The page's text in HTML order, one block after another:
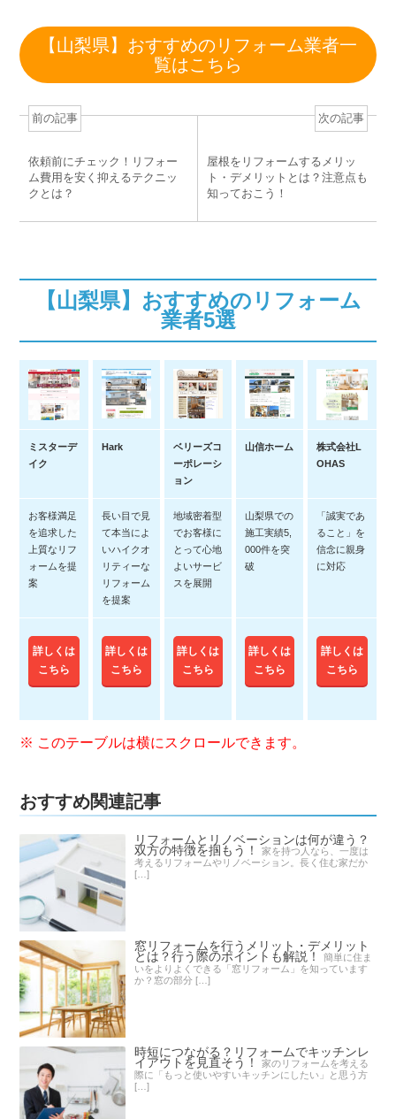
c
e
o
o
k
tt
e
e
e
【山梨県】おすすめのリフォーム業者一
覧はこちら
前の記事
依頼前にチェック！リフォー
ム費用を安く抑えるテクニッ
クとは？
次の記事
屋根をリフォームするメリッ
ト・デメリットとは？注意点も
知っておこう！
【山梨県】おすすめのリフォーム
業者5選
ミスターデ
イク
Hark
ベリーズコ
ーポレーシ
ョン
山信ホーム
株式会社L
OHAS
お客様満足
を追求した
上質なリフ
ォームを提
案
長い目で見
て本当によ
いハイクオ
リティーな
リフォーム
を提案
地域密着型
でお客様に
とって心地
よいサービ
スを展開
山梨県での
施工実績5,
000件を突
破
「誠実であ
ること」を
信念に親身
に対応
詳しくは
こちら
詳しくは
こちら
詳しくは
こちら
詳しくは
こちら
詳しくは
こちら
おすすめ関連記事
リフォームとリノベーションは何が違う？
双方の特徴を掴もう！
家を持つ人なら、一度は
考えるリフォームやリノベーション。長く住む家だか
[…]
窓リフォームを行うメリット・デメリット
とは？行う際のポイントも解説！
簡単に住ま
いをよりよくできる「窓リフォーム」を知っています
か？窓の部分 […]
時短につながる？リフォームでキッチンレ
イアウトを見直そう！
家のリフォームを考える
際に「もっと使いやすいキッチンにしたい」と思う方
[…]